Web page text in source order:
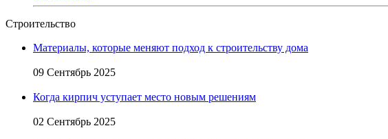
Строительство
Материалы, которые меняют подход к строительству дома
09 Сентябрь 2025
Когда кирпич уступает место новым решениям
02 Сентябрь 2025